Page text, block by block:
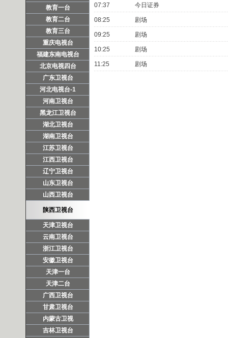
教育一台
教育二台
教育三台
重庆电视台
福建东南电视台
北京电视四台
广东卫视台
河北电视台-1
河南卫视台
黑龙江卫视台
湖北卫视台
湖南卫视台
江苏卫视台
江西卫视台
辽宁卫视台
山东卫视台
山西卫视台
陕西卫视台
天津卫视台
云南卫视台
浙江卫视台
安徽卫视台
天津一台
天津二台
广西卫视台
甘肃卫视台
内蒙古卫视
吉林卫视台
07:37 今日证券
08:25 剧场
09:25 剧场
10:25 剧场
11:25 剧场